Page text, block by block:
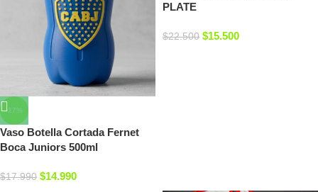
-17%
Vaso Botella Cortada Fernet
Boca Juniors 500ml
$17.990 $14.990
PLATE
$22.500 $15.500